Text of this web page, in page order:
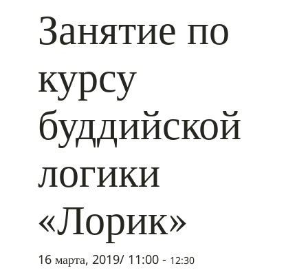
Занятие по
курсу
буддийской
логики
«Лорик»
16 марта, 2019/ 11:00 - 12:30